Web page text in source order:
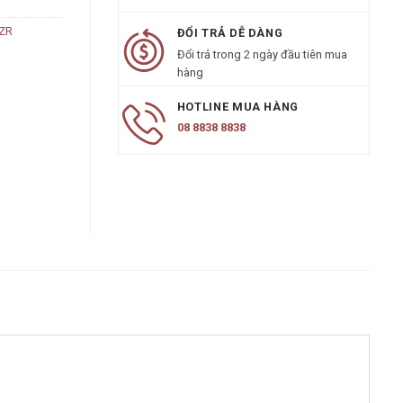
ĐỔI TRẢ DỄ DÀNG
Đổi trả trong 2 ngày đầu tiên mua
hàng
HOTLINE MUA HÀNG
08 8838 8838